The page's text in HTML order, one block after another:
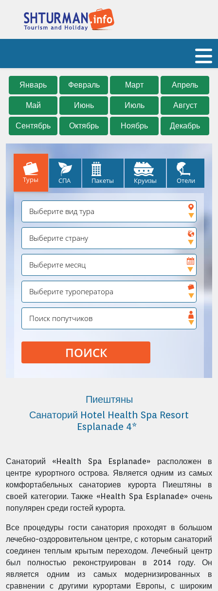
Январь Февраль Март Апрель
Май Июнь Июль Август
Сентябрь Октябрь Ноябрь Декабрь
Туры СПА Пакеты Круизы Отели
ПОИСК
Пиештяны
Санаторий Hotel Health Spa Resort
Esplanade 4*
Санаторий «Health Spa Esplanade» расположен в
центре курортного острова. Является одним из самых
комфортабельных санаториев курорта Пиештяны в
своей категории. Также «Health Spa Esplanade» очень
популярен среди гостей курорта.
Все процедуры гости санатория проходят в большом
лечебно-оздоровительном центре, с которым санаторий
соединен теплым крытым переходом. Лечебный центр
был полностью реконструирован в 2014 году. Он
является одним из самых модернизированных в
сравнении с другими курортами Европы, с широким